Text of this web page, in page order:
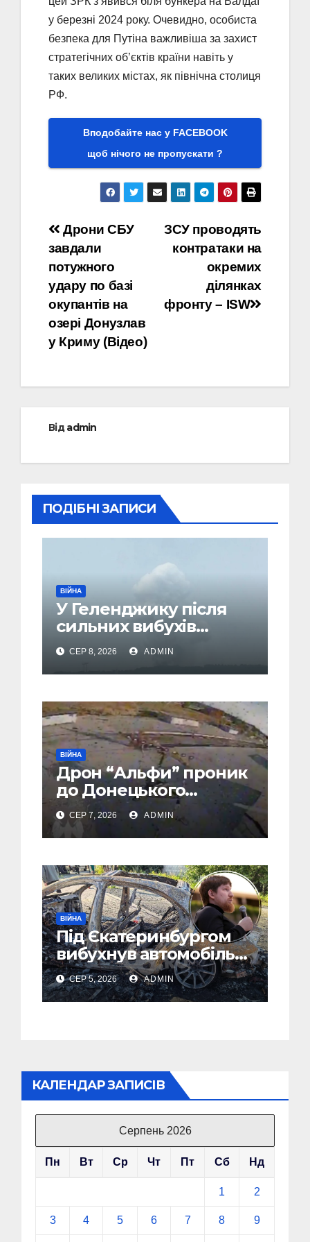
у березні 2024 року. Очевидно, особиста
безпека для Путіна важливіша за захист
стратегічних об’єктів країни навіть у
таких великих містах, як північна столиця
РФ.
Вподобайте нас у FACEBOOK
щоб нічого не пропускати ?
Навігація
записів
ЗСУ проводять
контратаки на
окремих
ділянках
фронту – ISW
Дрони СБУ
завдали
потужного
удару по базі
окупантів на
озері Донузлав
у Криму (Відео)
Відadmin
ПОДІБНІ ЗАПИСИ
ВІЙНА
У Геленджику після
сильних вибухів
почалася масова
евакуація
СЕР 8, 2026 ADMIN
ВІЙНА
Дрон “Альфи” проник
до Донецького
аеропорту та спалив
“Шахед” ще до запуску
СЕР 7, 2026 ADMIN
ВІЙНА
Під Єкатеринбургом
вибухнув автомобіль
голови компанії-
виробника дронів
“Упир” – перші
СЕР 5, 2026 ADMIN
КАЛЕНДАР ЗАПИСІВ
Серпень 2026
Пн Вт Ср Чт Пт Сб Нд
1 2
3 4 5 6 7 8 9